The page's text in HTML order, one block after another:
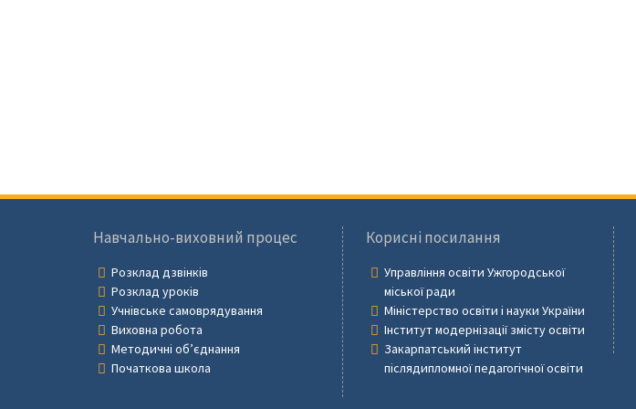
Навчально-виховний процес
Розклад дзвінків
Розклад уроків
Учнівське самоврядування
Виховна робота
Методичні об’єднання
Початкова школа
Корисні посилання
Управління освіти Ужгородської
міської ради
Міністерство освіти і науки України
Інститут модернізації змісту освіти
Закарпатський інститут
післядипломної педагогічної освіти